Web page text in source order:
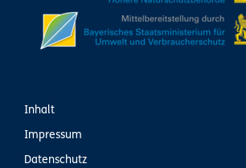
Inhalt
Impressum
Datenschutz